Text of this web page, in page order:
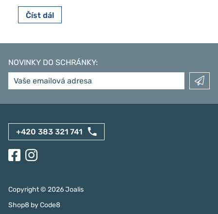
Číst dál
NOVINKY DO SCHRÁNKY:
+420 383 321 741
Copyright © 2026Joalis
Shop8 byCode8